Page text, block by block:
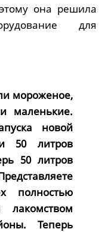
она решила
для
мороженое,
маленькие.
новой
50 литров
50 литров
полностью
лакомством
Теперь